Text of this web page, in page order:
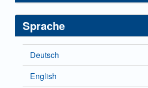
Sprache
Deutsch
English